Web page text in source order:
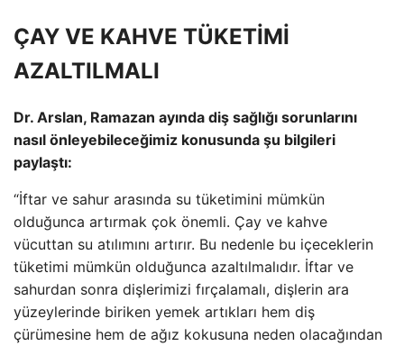
ÇAY VE KAHVE TÜKETİMİ
AZALTILMALI
Dr. Arslan, Ramazan ayında diş sağlığı sorunlarını
nasıl önleyebileceğimiz konusunda şu bilgileri
paylaştı:
“İftar ve sahur arasında su tüketimini mümkün
olduğunca artırmak çok önemli. Çay ve kahve
vücuttan su atılımını artırır. Bu nedenle bu içeceklerin
tüketimi mümkün olduğunca azaltılmalıdır. İftar ve
sahurdan sonra dişlerimizi fırçalamalı, dişlerin ara
yüzeylerinde biriken yemek artıkları hem diş
çürümesine hem de ağız kokusuna neden olacağından